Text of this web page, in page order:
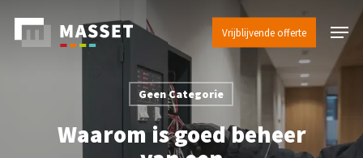
Vrijblijvende offerte Menu
Geen Categorie
Waarom is goed beheer
Close
Menu